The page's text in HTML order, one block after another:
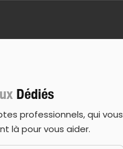
Dédiés
professionnels, qui vous
là pour vous aider.